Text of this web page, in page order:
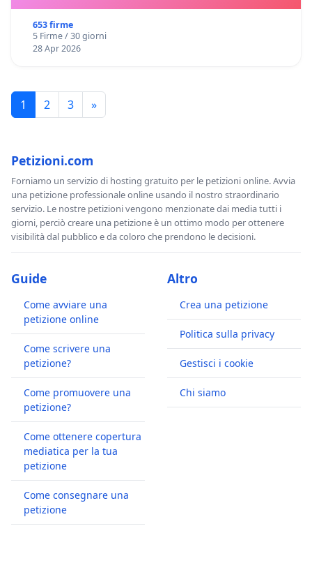
653 firme
5 Firme / 30 giorni
28 Apr 2026
1 2 3 »
Petizioni.com
Forniamo un servizio di hosting gratuito per le petizioni online. Avvia
una petizione professionale online usando il nostro straordinario
servizio. Le nostre petizioni vengono menzionate dai media tutti i
giorni, perciò creare una petizione è un ottimo modo per ottenere
visibilità dal pubblico e da coloro che prendono le decisioni.
Guide
Come avviare una
petizione online
Come scrivere una
petizione?
Come promuovere una
petizione?
Come ottenere copertura
mediatica per la tua
petizione
Come consegnare una
petizione
Altro
Crea una petizione
Politica sulla privacy
Gestisci i cookie
Chi siamo